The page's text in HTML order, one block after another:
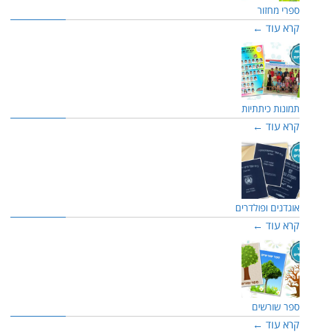
ספרי מחזור
קרא עוד ←
תמונות כיתתיות
קרא עוד ←
אוגדנים ופולדרים
קרא עוד ←
ספר שורשים
קרא עוד ←